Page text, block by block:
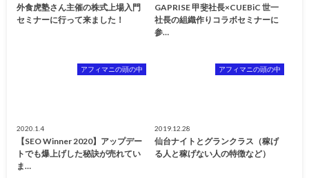
外食虎塾さん主催の株式上場入門
セミナーに行って来ました！
GAPRISE 甲斐社長×CUEBiC 世一
社長の組織作りコラボセミナーに
参…
アフィマニの頭の中
2020.1.4
【SEO Winner 2020】アップデー
トでも爆上げした秘訣が売れてい
ま…
アフィマニの頭の中
2019.12.28
仙台ナイトとグランクラス（稼げ
る人と稼げない人の特徴など）